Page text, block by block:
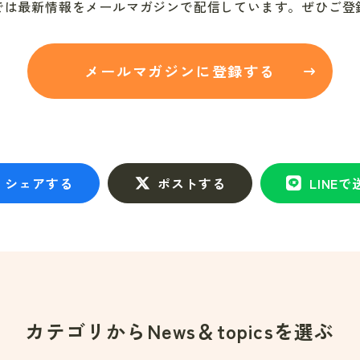
最新情報をメールマガジンで配信しています。ぜひご登
メールマガジンに登録する
シェアする ポストする LINEで
カテゴリから News＆topicsを選ぶ